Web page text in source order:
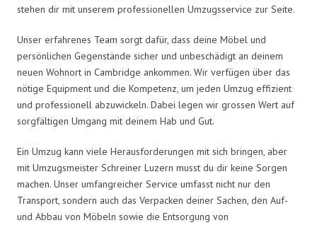
stehen dir mit unserem professionellen Umzugsservice zur Seite.
Unser erfahrenes Team sorgt dafür, dass deine Möbel und
persönlichen Gegenstände sicher und unbeschädigt an deinem
neuen Wohnort in Cambridge ankommen. Wir verfügen über das
nötige Equipment und die Kompetenz, um jeden Umzug effizient
und professionell abzuwickeln. Dabei legen wir grossen Wert auf
sorgfältigen Umgang mit deinem Hab und Gut.
Ein Umzug kann viele Herausforderungen mit sich bringen, aber
mit Umzugsmeister Schreiner Luzern musst du dir keine Sorgen
machen. Unser umfangreicher Service umfasst nicht nur den
Transport, sondern auch das Verpacken deiner Sachen, den Auf-
und Abbau von Möbeln sowie die Entsorgung von